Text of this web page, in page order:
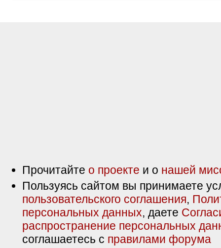
Прочитайте о проекте и о нашей
Пользуясь сайтом вы принимаете
пользовательского соглашения,
персональных данных, даете
распространение персональных
соглашаетесь с правилами форума